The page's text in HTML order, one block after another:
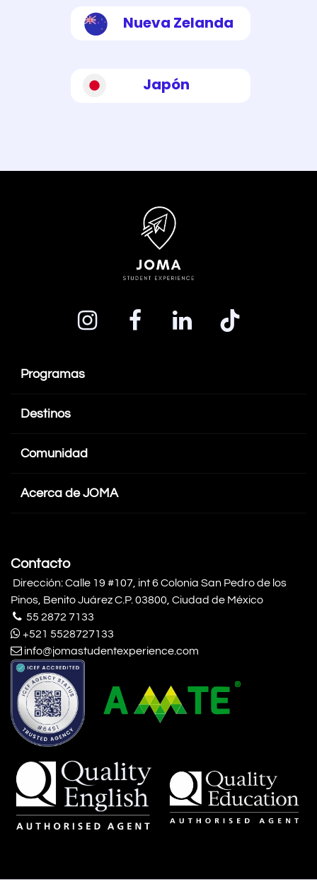
Nueva Zelanda
Japón
Programas
Destinos
Comunidad
Acerca de JOMA
Contacto
Dirección: Calle 19 #107, int 6 Colonia San Pedro de los
Pinos, Benito Juárez C.P. 03800, Ciudad de México
55 2872 7133
+521 5528727133
info@jomastudentexperience.com